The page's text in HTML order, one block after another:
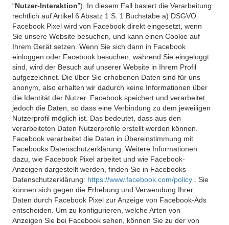
“Nutzer-Interaktion”). In diesem Fall basiert die Verarbeitung
rechtlich auf Artikel 6 Absatz 1 S. 1 Buchstabe a) DSGVO.
Facebook Pixel wird von Facebook direkt eingesetzt, wenn
Sie unsere Website besuchen, und kann einen Cookie auf
Ihrem Gerät setzen. Wenn Sie sich dann in Facebook
einloggen oder Facebook besuchen, während Sie eingeloggt
sind, wird der Besuch auf unserer Website in Ihrem Profil
aufgezeichnet. Die über Sie erhobenen Daten sind für uns
anonym, also erhalten wir dadurch keine Informationen über
die Identität der Nutzer. Facebook speichert und verarbeitet
jedoch die Daten, so dass eine Verbindung zu dem jeweiligen
Nutzerprofil möglich ist. Das bedeutet, dass aus den
verarbeiteten Daten Nutzerprofile erstellt werden können.
Facebook verarbeitet die Daten in Übereinstimmung mit
Facebooks Datenschutzerklärung. Weitere Informationen
dazu, wie Facebook Pixel arbeitet und wie Facebook-
Anzeigen dargestellt werden, finden Sie in Facebooks
Datenschutzerklärung: https://www.facebook.com/policy
. Sie
können sich gegen die Erhebung und Verwendung Ihrer
Daten durch Facebook Pixel zur Anzeige von Facebook-Ads
entscheiden. Um zu konfigurieren, welche Arten von
Anzeigen Sie bei Facebook sehen, können Sie zu der von